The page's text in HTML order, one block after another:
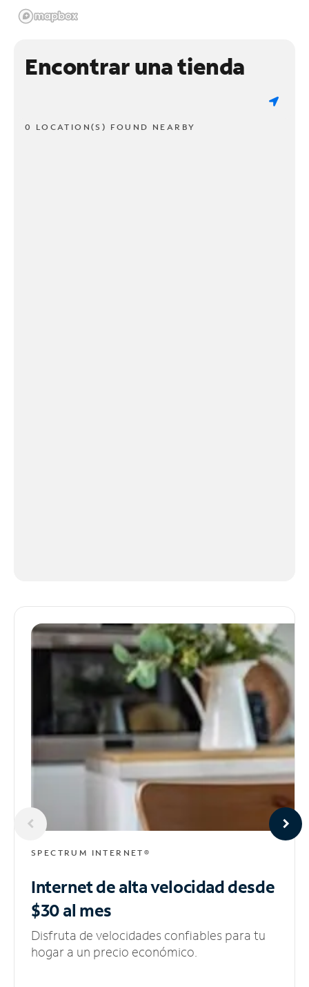
Encontrar una tienda
0 LOCATION(S) FOUND NEARBY
SPECTRUM INTERNET®
Internet de alta velocidaddesde
$30 al mes
Disfruta de velocidades confiables para tu
hogar a un precio económico.